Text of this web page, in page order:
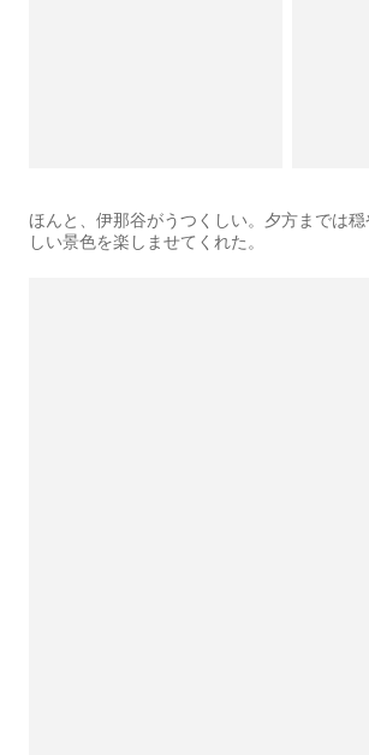
ほんと、伊那谷がうつくしい。夕方までは
しい景色を楽しませてくれた。